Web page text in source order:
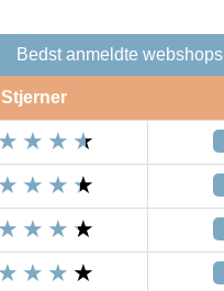
Bedst anmeldte webshops
Stjerner